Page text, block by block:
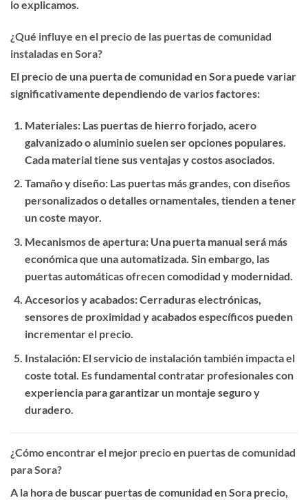
lo explicamos.
¿Qué influye en el precio de las puertas de comunidad
instaladas en Sora?
El precio de una puerta de comunidad en Sora puede variar
significativamente dependiendo de varios factores:
Materiales: Las puertas de hierro forjado, acero
galvanizado o aluminio suelen ser opciones populares.
Cada material tiene sus ventajas y costos asociados.
Tamaño y diseño: Las puertas más grandes, con diseños
personalizados o detalles ornamentales, tienden a tener
un coste mayor.
Mecanismos de apertura: Una puerta manual será más
económica que una automatizada. Sin embargo, las
puertas automáticas ofrecen comodidad y modernidad.
Accesorios y acabados: Cerraduras electrónicas,
sensores de proximidad y acabados específicos pueden
incrementar el precio.
Instalación: El servicio de instalación también impacta el
coste total. Es fundamental contratar profesionales con
experiencia para garantizar un montaje seguro y
duradero.
¿Cómo encontrar el mejor precio en puertas de comunidad
para Sora?
A la hora de buscar puertas de comunidad en Sora precio,